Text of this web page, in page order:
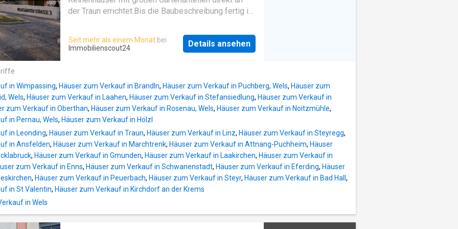
Schmöller [entfernt] [E-Mail-Adresse entfernt]
www.schmoellers.atDiese Immobilie punktet unter
gelangen Sie in den hellen Wohn- bzw. Essbereich
und weiter in die Küche. Bis zu drei Schlafzimmer
Garagen und ein Keller stehen außerdem zur
Verfügung.
der Traun errichtet.Bis die Baubeschreibung fertig ist
anmelden und am Besten direkt bei uns in Thalheim
im Büro besprechen.Ein aktuelle Studie des
letzten Seite der Studie.Sollten wir ihr Interesse
geweckt haben, bitte jederzeit melden über das
jeweilige Portal oder direkt unter meiner Nummer
[entfernt].Freundlichst & bis baldChr.P. Infrastruktur /
EntfernungenGesundheit Arzt 500m Apotheke 500m
Klinik 1.000m Krankenhaus 2.500m Kinder & Schulen
Schule 500m Kindergarten 500m Universität 1.000m
Nahversorgung Supermarkt 500m Bäckerei 500m
Einkaufszentrum 3.500m Sonstige Bank 500m
Geldautomat 500m Post 500m Polizei 500m
Bahnhof 1.000m Flughafen 3.000m Angaben E
Seit mehr als einem Monat bei
Immobilienscout24
Details ansehen
in Wimpassing, Häuser zum Verkauf in Brandln, Häuser zum Verkauf in Puchberg, Wels, Häuser zum
Wels, Häuser zum Verkauf in Laahen, Häuser zum Verkauf in Stefansiedlung, Häuser zum Verkauf in
zum Verkauf in Oberthan, Häuser zum Verkauf in Rosenau, Wels, Häuser zum Verkauf in Noitzmühle,
in Pernau, Wels, Häuser zum Verkauf in Hölzl
in Leonding, Häuser zum Verkauf in Traun, Häuser zum Verkauf in Linz, Häuser zum Verkauf in Steyregg,
in Ansfelden, Häuser zum Verkauf in Marchtrenk, Häuser zum Verkauf in Attnang-Puchheim, Häuser
, Häuser zum Verkauf in Gmunden, Häuser zum Verkauf in Laakirchen, Häuser zum Verkauf in
zum Verkauf in Enns, Häuser zum Verkauf in Schwanenstadt, Häuser zum Verkauf in Eferding, Häuser
, Häuser zum Verkauf in Peuerbach, Häuser zum Verkauf in Steyr, Häuser zum Verkauf in Bad Hall ,
in St Valentin, Häuser zum Verkauf in Kirchdorf an der Krems
in Wels